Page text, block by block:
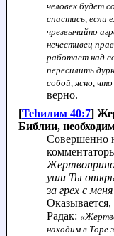
человек будет
спастись, если
чрезвычайно
нечестивец
работает над
пересилить
собой, ясно, что
верно.
[Теhилим 40:7]
Библии,
Совершенно
уши Ты
за грех с
Радак:
находим в Торе